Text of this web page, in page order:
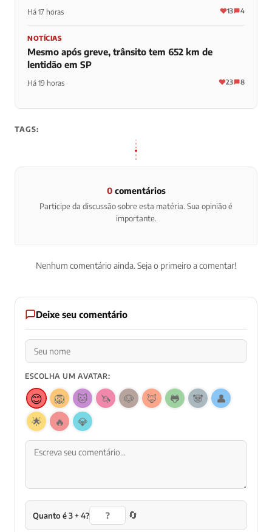
Há 17 horas 13 4
NOTÍCIAS
Mesmo após greve, trânsito tem 652 km de
lentidão em SP
Há 19 horas 23 8
TAGS:
0comentários
Participe da discussão sobre esta matéria. Sua opinião é
importante.
Nenhum comentário ainda. Seja o primeiro a comentar!
Deixe seu comentário
ESCOLHA UM AVATAR:
😊 🦁 🐱 🦄 🐶 🦊 🐸 🐼
👤
🌟
🔥 💎
Quanto é 3 + 4? 🔄